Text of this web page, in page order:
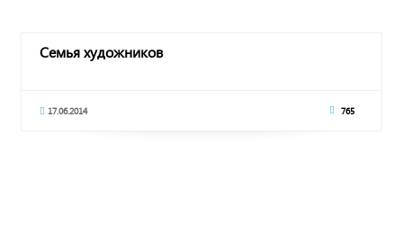
Семья художников
17.06.2014 765